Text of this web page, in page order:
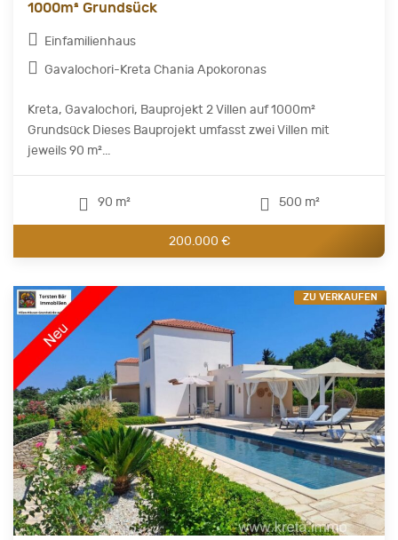
1000m² Grundsück
Einfamilienhaus
Gavalochori-Kreta Chania Apokoronas
Kreta, Gavalochori, Bauprojekt 2 Villen auf 1000m²
Grundsück Dieses Bauprojekt umfasst zwei Villen mit
jeweils 90 m²...
90 m² 500 m²
200.000 €
ZU VERKAUFEN